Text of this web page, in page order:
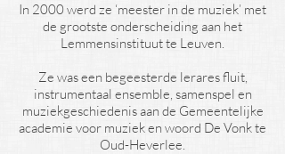
In 2000 werd ze ‘meester in de muziek’ met
de grootste onderscheiding aan het
Lemmensinstituut te Leuven.
Ze was een begeesterde lerares fluit,
instrumentaal ensemble, samenspel en
muziekgeschiedenis aan de Gemeentelijke
academie voor muziek en woord De Vonk te
Oud-Heverlee.